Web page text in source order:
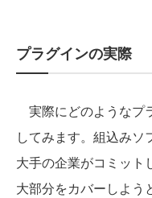
プラグインの実際
実際にどのようなプ
してみます。組込み
大手の企業がコミット
大部分をカバーしよう